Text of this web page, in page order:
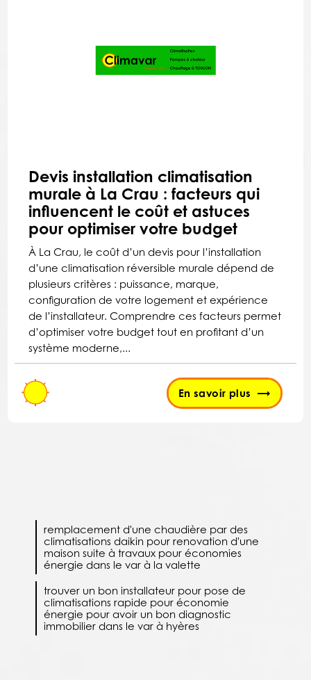
Devis installation climatisation
murale à La Crau : facteurs qui
influencent le coût et astuces
pour optimiser votre budget
À La Crau, le coût d’un devis pour l’installation
d’une climatisation réversible murale dépend de
plusieurs critères : puissance, marque,
configuration de votre logement et expérience
de l’installateur. Comprendre ces facteurs permet
d’optimiser votre budget tout en profitant d’un
système moderne,...
En savoir plus
remplacement d'une chaudière par des
climatisations daikin pour renovation d'une
maison suite à travaux pour économies
énergie dans le var à la valette
trouver un bon installateur pour pose de
climatisations rapide pour économie
énergie pour avoir un bon diagnostic
immobilier dans le var à hyères